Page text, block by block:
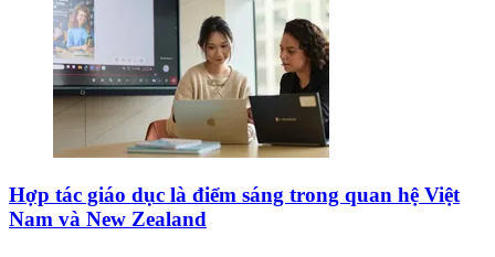
Hợp tác giáo dục là điểm sáng trong quan hệ Việt
Nam và New Zealand